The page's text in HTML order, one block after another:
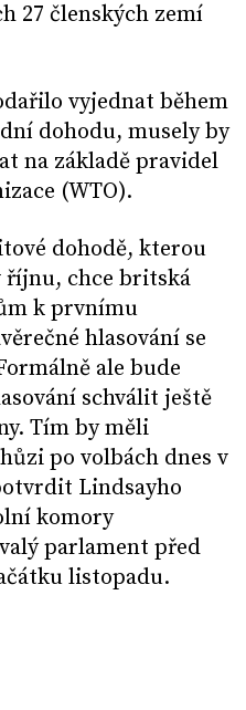
27 členských zemí
vyjednat během
dohodu, musely by
na základě pravidel
(WTO).
dohodě, kterou
říjnu, chce britská
k prvnímu
hlasování se
ale bude
schválit ještě
Tím by měli
po volbách dnes v
Lindsayho
komory
parlament před
listopadu.